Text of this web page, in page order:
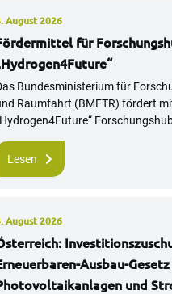
August 2026
für
Bundesministerium für
Raumfahrt (BMFTR) fördert
Lesen
August 2026
Ausbau-
und